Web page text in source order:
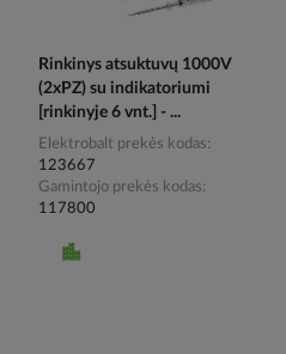
Rinkinys atsuktuvų 1000V
(2xPZ) su indikatoriumi
[rinkinyje 6 vnt.] - ...
Elektrobalt prekės kodas
123667
Gamintojo prekės kodas
117800